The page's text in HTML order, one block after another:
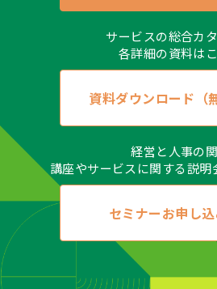
サービスの総合カ
各詳細の資料は
資料ダウンロード（
経営と人事の
講座やサービスに関する説明
セミナーお申し